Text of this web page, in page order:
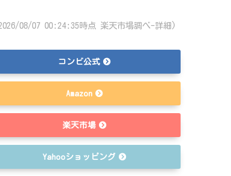
08/07 00:24:35時点 楽天市場調べ-詳細)
コンビ公式
Amazon
楽天市場
Yahooショッピング